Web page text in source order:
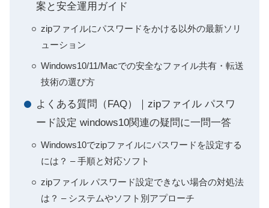
案と安全運用ガイド
zipファイルにパスワードをかける以外の最新ソリ
ューション
Windows10/11/Macでの安全なファイル共有・転送
技術の選び方
よくある質問（FAQ）｜zipファイル パスワ
ード設定 windows10関連の疑問に一問一答
Windows10でzipファイルにパスワードを設定する
には？ – 手順と対応ソフト
zipファイル パスワード設定できない場合の対処法
は？ – システムやソフト別アプローチ